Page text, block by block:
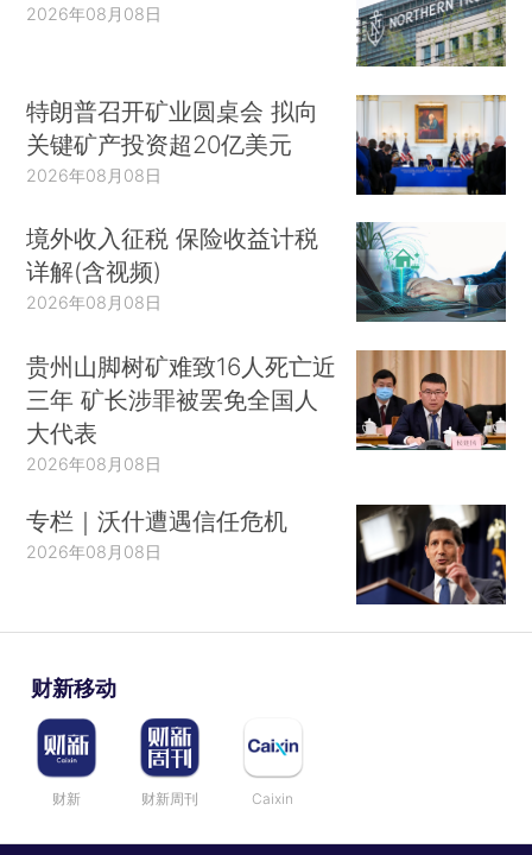
2026年08月08日
特朗普召开矿业圆桌会 拟向
关键矿产投资超20亿美元
2026年08月08日
境外收入征税 保险收益计税
详解(含视频)
2026年08月08日
贵州山脚树矿难致16人死亡近
三年 矿长涉罪被罢免全国人
大代表
2026年08月08日
专栏｜沃什遭遇信任危机
2026年08月08日
财新移动
财新 财新周刊 Caixin